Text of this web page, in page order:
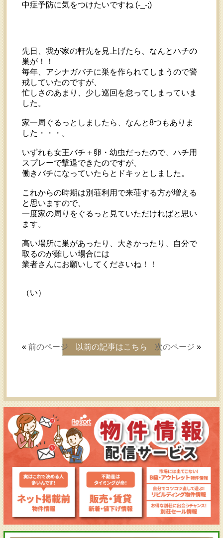
中症予防に気をつけたいですね (-_-;)
先日、我が家の軒先を見上げたら、なんとハチの
巣が！！
毎年、アシナガバチに巣を作られてしまうので警
戒していたのですが、
忙しさのあまり、少し巡回を怠ってしまっていま
した。
家一周ぐるっとしましたら、なんと8つもありま
した・・・。
いずれも女王バチ＋卵・幼虫だったので、ハチ用
スプレーで撃退できたのですが、
働きバチになっていたらとドキッとしました。
これからの時期は別荘利用で来荘する方が増える
と思いますので、
一度家の周りをぐるっと見ていただければと思い
ます。
高い場所に巣があったり、大きかったり、自分で
取るのが難しい場合には
業者さんにお願いしてくださいね！！
（い）
« 前のページ 次のページ »
以前の記事はこちら